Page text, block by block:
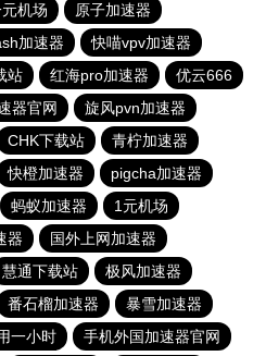
机场
原子加速器
加速器
快喵vpv加速器
站 红海pro加速器
优云666
器官网
旋风pvn加速器
CHK下载站
青柠加速器
快橙加速器
pigcha加速器
蚂蚁加速器
1元机场
器
国外上网加速器
慧通下载站
极风加速器
番石榴加速器
暴雪加速器
一小时 手机外国加速器官网